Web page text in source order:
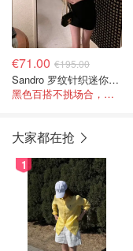
€71.00 €195.00
Sandro 罗纹针织迷你连衣裙 黑色
黑色百搭不挑场合，迷你裙长度显腿长！
大家都在抢
1